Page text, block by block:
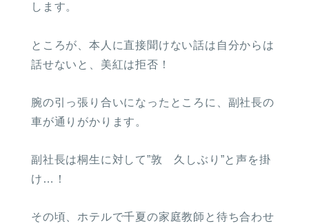
します。
ところが、本人に直接聞けない話は自分からは
話せないと、美紅は拒否！
腕の引っ張り合いになったところに、副社長の
車が通りがかります。
副社長は桐生に対して”敦 久しぶり”と声を掛
け…！
その頃、ホテルで千夏の家庭教師と待ち合わせ